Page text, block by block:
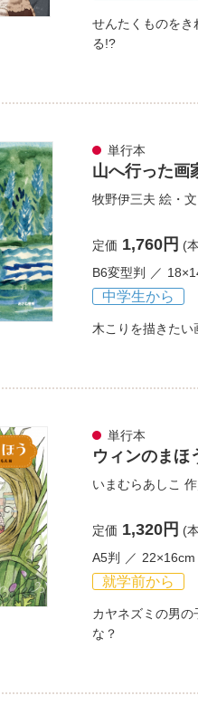
せんたくものをき
る!?
単行本
山へ行った画
牧野伊三夫 絵・文
定価 1,760円 (
B6変型判
中学生から
木こりを描きた
単行本
ウィンのまほ
いまむらあしこ
定価 1,320円 (
A5判
22×16cm
就学前から
カヤネズミの男
な？